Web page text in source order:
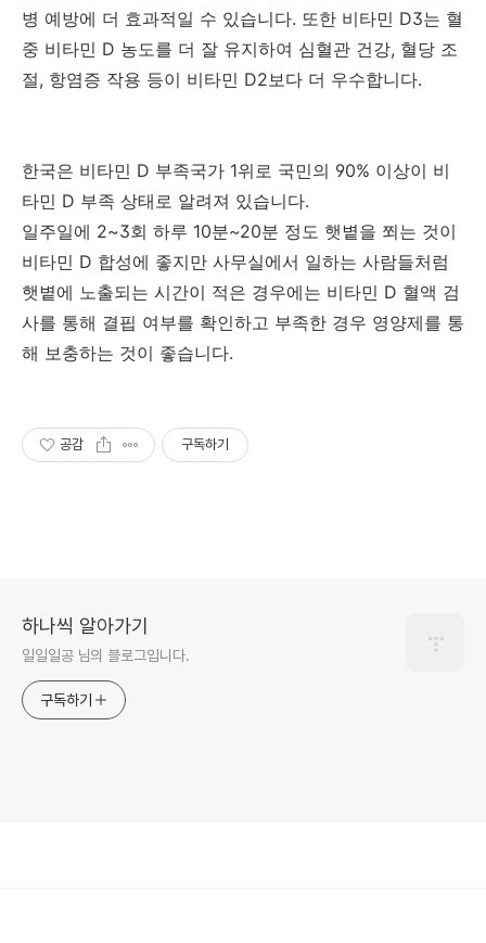
병 예방에 더 효과적일 수 있습니다. 또한 비타민 D3는 혈
중 비타민 D 농도를 더 잘 유지하여 심혈관 건강, 혈당 조
절, 항염증 작용 등이 비타민 D2보다 더 우수합니다.
한국은 비타민 D 부족국가 1위로 국민의 90% 이상이 비
타민 D 부족 상태로 알려져 있습니다.
일주일에 2~3회 하루 10분~20분 정도 햇볕을 쬐는 것이
비타민 D 합성에 좋지만 사무실에서 일하는 사람들처럼
햇볕에 노출되는 시간이 적은 경우에는 비타민 D 혈액 검
사를 통해 결핍 여부를 확인하고 부족한 경우 영양제를 통
해 보충하는 것이 좋습니다.
공감 구독하기
하나씩 알아가기
일일일공 님의 블로그입니다.
구독하기